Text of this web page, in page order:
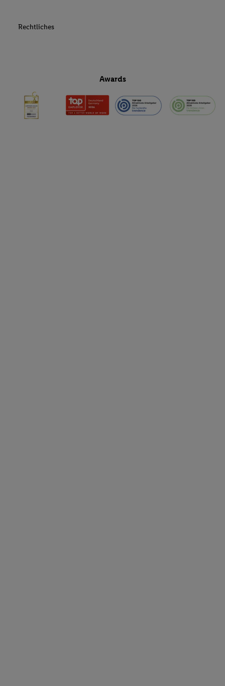
Rechtliches
Awards